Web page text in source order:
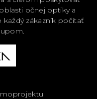
očnej optiky a
zákazník počítať